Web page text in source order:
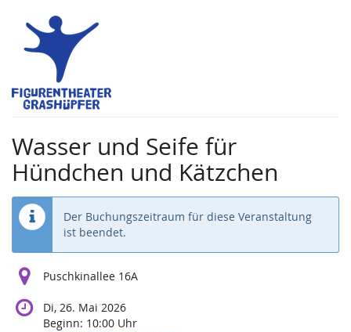
Haupt-
Inhalt
springen
Wasser und Seife für
Hündchen und Kätzchen
Der Buchungszeitraum für diese Veranstaltung
ist beendet.
Puschkinallee 16A
Di, 26. Mai 2026
Beginn: 10:00 Uhr